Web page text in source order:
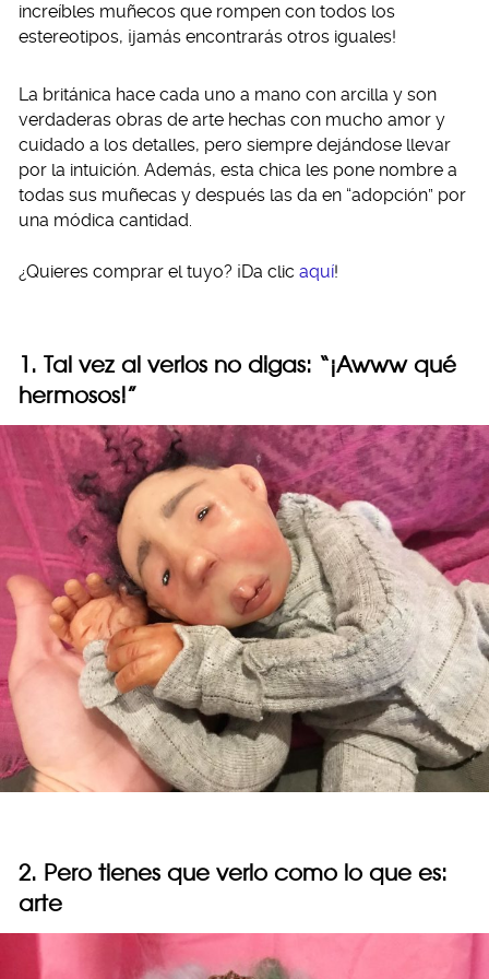
increíbles muñecos que rompen con todos los
estereotipos, ¡jamás encontrarás otros iguales!
La británica hace cada uno a mano con arcilla y son
verdaderas obras de arte hechas con mucho amor y
cuidado a los detalles, pero siempre dejándose llevar
por la intuición. Además, esta chica les pone nombre a
todas sus muñecas y después las da en “adopción” por
una módica cantidad.
¿Quieres comprar el tuyo? ¡Da clic aquí!
1. Tal vez al verlos no digas: “¡Awww qué
hermosos!”
2. Pero tienes que verlo como lo que es:
arte